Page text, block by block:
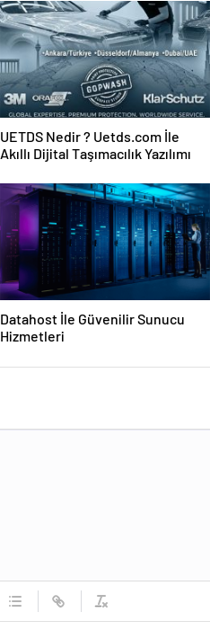
UETDS Nedir ? Uetds.com İle
Akıllı Dijital Taşımacılık Yazılımı
Datahost İle Güvenilir Sunucu
Hizmetleri